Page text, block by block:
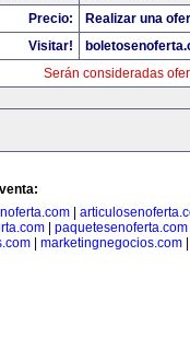
Precio:
Realizar una
Visitar!
Serán consideradas
| paquetesenoferta.com
marketingnegocios.com